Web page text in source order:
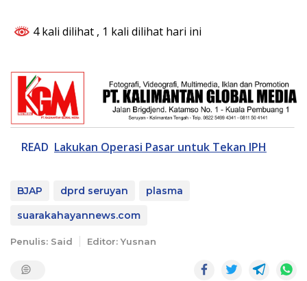
4 kali dilihat , 1 kali dilihat hari ini
READ Lakukan Operasi Pasar untuk Tekan IPH
BJAP dprd seruyan
plasma
suarakahayannews.com
Penulis: Said Editor: Yusnan